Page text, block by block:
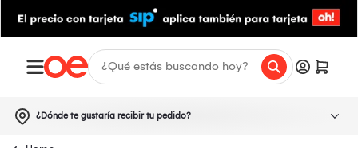
¿Dónde te gustaría recibir tu pedido?